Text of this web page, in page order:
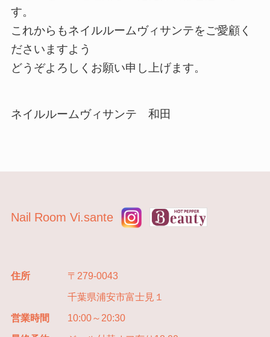
す。
これからもネイルルームヴィサンテをご愛顧く
ださいますよう
どうぞよろしくお願い申し上げます。
ネイルルームヴィサンテ 和田
Nail Room Vi.sante
住所 〒279-0043
千葉県浦安市富士見１
営業時間 10:00～20:30